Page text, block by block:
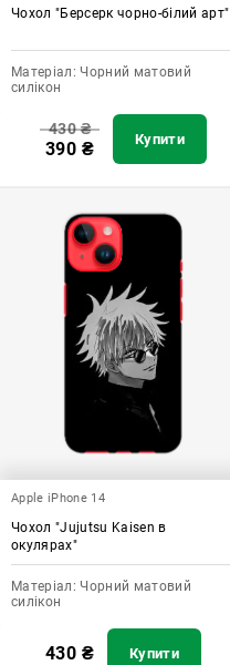
Чохол "Берсерк чорно-білий арт"
Матеріал: Чорний матовий
силікон
430₴
390 ₴ Купити
Apple iPhone 14
Чохол "Jujutsu Kaisen в
окулярах"
Матеріал: Чорний матовий
силікон
430 ₴ Купити